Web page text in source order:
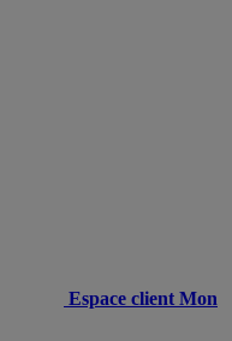
Espace client Mon